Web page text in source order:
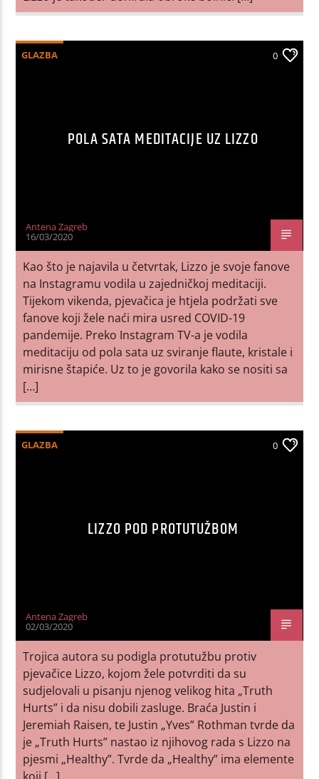
GLAZBA 0
POLA SATA MEDITACIJE UZ LIZZO
Antena Zagreb
16/03/2020
Kao što je najavila u četvrtak, Lizzo je svoje fanove
na Instagramu vodila u zajedničkoj meditaciji.
Tijekom vikenda, pjevačica je htjela podržati sve
fanove koji žele naći mira usred COVID-19
pandemije. Preko Instagram TV-a je vodila
meditaciju od pola sata uz sviranje flaute, kristale i
mirisne štapiće. Uz to je govorila kako se nositi sa
[…]
GLAZBA 0
LIZZO POD PROTUTUŽBOM
Antena Zagreb
02/03/2020
Trojica autora su podigla protutužbu protiv
pjevačice Lizzo, kojom žele potvrditi da su
sudjelovali u pisanju njenog velikog hita „Truth
Hurts” i da nisu dobili zasluge. Braća Justin i
Jeremiah Raisen, te Justin „Yves” Rothman tvrde da
je „Truth Hurts” nastao iz njihovog rada s Lizzo na
pjesmi „Healthy”. Tvrde da „Healthy” ima elemente